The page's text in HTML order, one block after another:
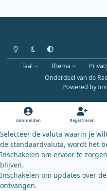
Heldere modus
Donkere modus
Systeemvoorkeur
Taal Thema
Onderdeel van de
Powered by
Aanmelden Registreren
Selecteer de valuta waarin je
de standaardvaluta, wordt het
Inschakelen om ervoor te
blijven.
Inschakelen om updates over
ontvangen.